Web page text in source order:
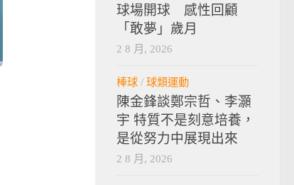
球場開球 感性回顧
「敢夢」歲月
2 8 月, 2026
棒球 / 球類運動
陳金鋒談鄭宗哲、李灝
宇 特質不是刻意培養，
是從努力中展現出來
2 8 月, 2026